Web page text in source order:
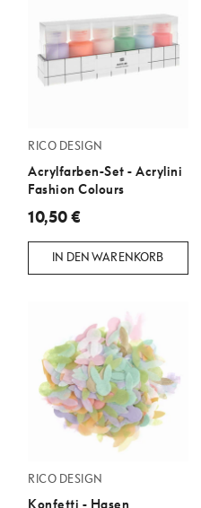
RICO DESIGN
Acrylfarben-Set - Acrylini
Fashion Colours
10,50 €
IN DEN WARENKORB
RICO DESIGN
Konfetti - Hasen